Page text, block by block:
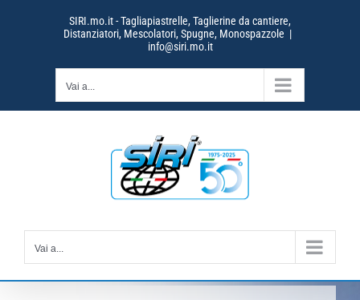
SIRI.mo.it - Tagliapiastrelle, Taglierine da cantiere,
Distanziatori, Mescolatori, Spugne, Monospazzole |
info@siri.mo.it
Vai a...
Vai a...